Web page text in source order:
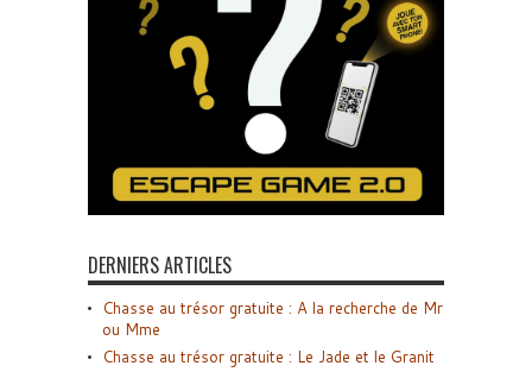
DERNIERS ARTICLES
Chasse au trésor gratuite : A la recherche de Mr
ou Mme
Chasse au trésor gratuite : Le Jade et le Granit